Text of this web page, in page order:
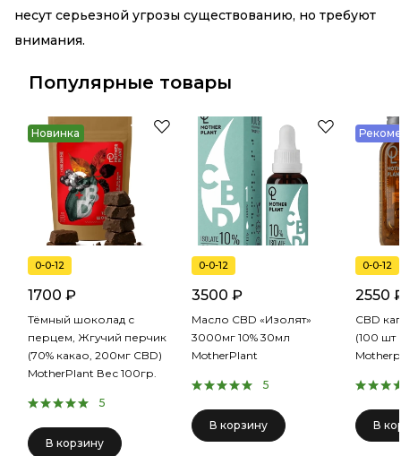
несут серьезной угрозы существованию, но требуют
внимания.
Популярные товары
Новинка
0-0-12
1700 ₽
Тёмный шоколад с
перцем, Жгучий перчик
(70% какао, 200мг CBD)
MotherPlant Вес 100гр.
5
В корзину
0-0-12
3500 ₽
Масло CBD «Изолят»
3000мг 10% 30мл
MotherPlant
5
В корзину
0-0-12
2550
CBD
(100 шт
В